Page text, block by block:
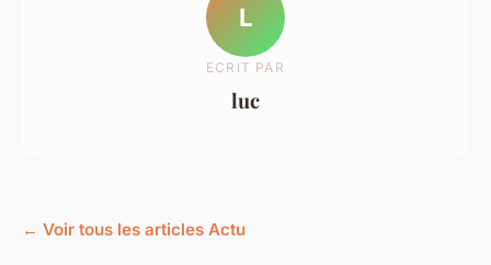
L
ECRIT PAR
luc
← Voir tous les articles Actu